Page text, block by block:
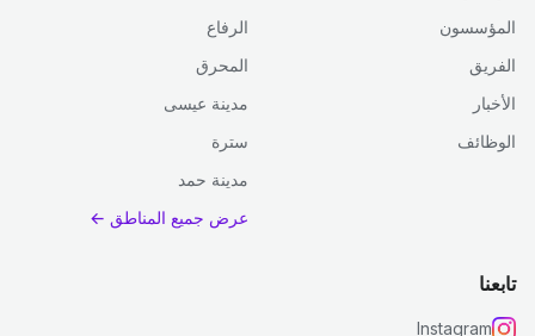
المؤسسون
الفريق
الأخبار
الوظائف
الرفاع
المحرق
مدينة عيسى
سترة
مدينة حمد
عرض جميع المناطق ←
تابعنا
Instagram